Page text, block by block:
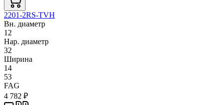
2201-2RS-TVH
Вн. диаметр
12
Нар. диаметр
32
Ширина
14
53
FAG
4 782 ₽